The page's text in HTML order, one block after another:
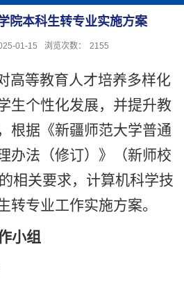
院本科生转专业实施方案
01-15 浏览次数： 2155
高等教育人才培养多样化
生个性化发展，并提升教
根据《新疆师范大学普通
办法（修订）》
（新师校
的相关要求，计算机科学技
转专业工作实施方案。
小组